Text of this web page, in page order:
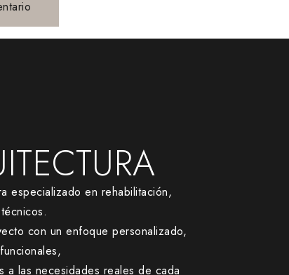
especializado en rehabilitación,
con un enfoque personalizado,
a las necesidades reales de cada